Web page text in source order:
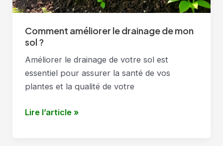
Comment améliorer le drainage de mon
sol ?
Améliorer le drainage de votre sol est
essentiel pour assurer la santé de vos
plantes et la qualité de votre
Comment
Lire l’article »